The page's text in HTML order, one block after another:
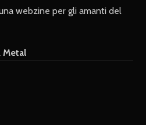
webzine per gli amanti del
Metal